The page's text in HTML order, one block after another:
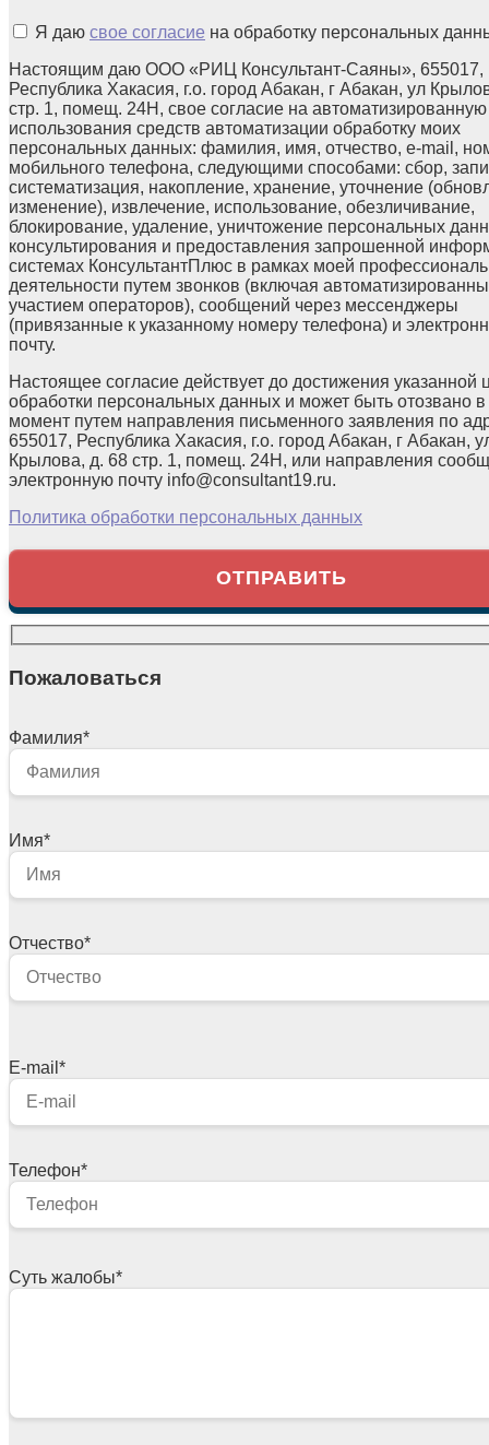
Я даю свое согласие на обработку персональных
Настоящим даю ООО «РИЦ Консультант-Саяны», 655017,
Республика Хакасия, г.о. город Абакан, г Абакан, ул
стр. 1, помещ. 24Н, свое согласие на автоматизированную
использования средств автоматизации обработку моих
персональных данных: фамилия, имя, отчество, e-mail,
мобильного телефона, следующими способами: сбор,
систематизация, накопление, хранение, уточнение
изменение), извлечение, использование, обезличивание,
блокирование, удаление, уничтожение персональных
консультирования и предоставления запрошенной
системах КонсультантПлюс в рамках моей
деятельности путем звонков (включая
участием операторов), сообщений через мессенджеры
(привязанные к указанному номеру телефона) и
почту.
Настоящее согласие действует до достижения указанной
обработки персональных данных и может быть отозвано
момент путем направления письменного заявления по
655017, Республика Хакасия, г.о. город Абакан, г Абакан,
Крылова, д. 68 стр. 1, помещ. 24Н, или направления
электронную почту info@consultant19.ru.
Политика обработки персональных данных
Пожаловаться
Фамилия*
Имя*
Отчество*
E-mail *
Телефон*
Суть жалобы*